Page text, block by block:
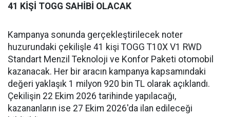
41 KİŞİ TOGG SAHİBİ OLACAK
Kampanya sonunda gerçekleştirilecek noter
huzurundaki çekilişle 41 kişi TOGG T10X V1 RWD
Standart Menzil Teknoloji ve Konfor Paketi otomobil
kazanacak. Her bir aracın kampanya kapsamındaki
değeri yaklaşık 1 milyon 920 bin TL olarak açıklandı.
Çekilişin 22 Ekim 2026 tarihinde yapılacağı,
kazananların ise 27 Ekim 2026'da ilan edileceği